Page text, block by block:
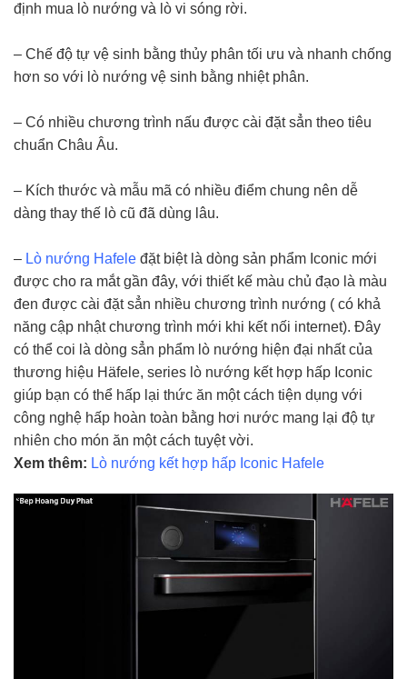
định mua lò nướng và lò vi sóng rời.
– Chế độ tự vệ sinh bằng thủy phân tối ưu và nhanh chống
hơn so với lò nướng vệ sinh bằng nhiệt phân.
– Có nhiều chương trình nấu được cài đặt sẳn theo tiêu
chuẩn Châu Âu.
– Kích thước và mẫu mã có nhiều điểm chung nên dễ
dàng thay thế lò cũ đã dùng lâu.
– Lò nướng Hafele đặt biệt là dòng sản phẩm Iconic mới
được cho ra mắt gần đây, với thiết kế màu chủ đạo là màu
đen được cài đặt sẳn nhiều chương trình nướng ( có khả
năng cập nhật chương trình mới khi kết nối internet). Đây
có thể coi là dòng sẳn phẩm lò nướng hiện đại nhất của
thương hiệu Häfele, series lò nướng kết hợp hấp Iconic
giúp bạn có thể hấp lại thức ăn một cách tiện dụng với
công nghệ hấp hoàn toàn bằng hơi nước mang lại độ tự
nhiên cho món ăn một cách tuyệt vời.
Xem thêm: Lò nướng kết hợp hấp Iconic Hafele